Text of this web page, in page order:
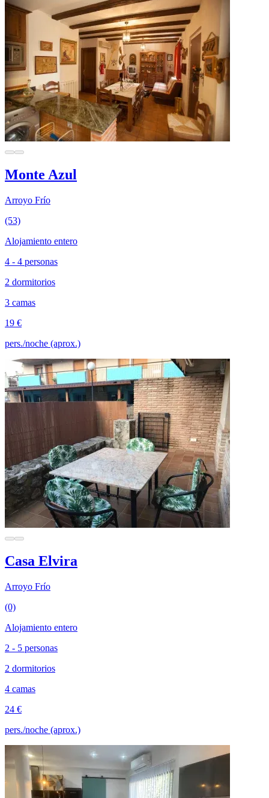
Monte Azul
Arroyo Frío
(53)
Alojamiento entero
4 - 4 personas
2 dormitorios
3 camas
19 €
pers./noche (aprox.)
Casa Elvira
Arroyo Frío
(0)
Alojamiento entero
2 - 5 personas
2 dormitorios
4 camas
24 €
pers./noche (aprox.)